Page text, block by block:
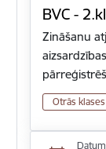
BVC -
Zināšanu
Otrās